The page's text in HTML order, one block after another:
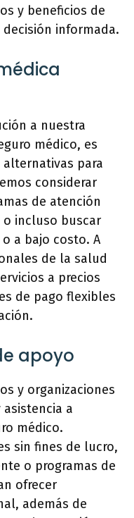
y beneficios de
informada.
a nuestra
médico, es
para
considerar
de atención
o incluso buscar
a bajo costo. A
de la salud
a precios
de pago flexibles
apoyo
y organizaciones
a
médico.
sin fines de lucro,
o programas de
ofrecer
además de